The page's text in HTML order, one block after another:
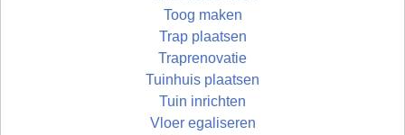
Toog maken
Trap plaatsen
Traprenovatie
Tuinhuis plaatsen
Tuin inrichten
Vloer egaliseren